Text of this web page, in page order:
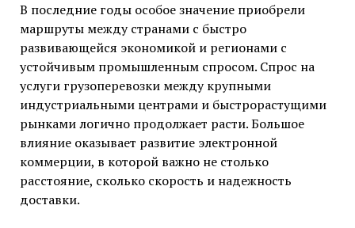
В последние годы особое значение приобрели
маршруты между странами с быстро
развивающейся экономикой и регионами с
устойчивым промышленным спросом. Спрос на
услуги грузоперевозки между крупными
индустриальными центрами и быстрорастущими
рынками логично продолжает расти. Большое
влияние оказывает развитие электронной
коммерции, в которой важно не столько
расстояние, сколько скорость и надежность
доставки.